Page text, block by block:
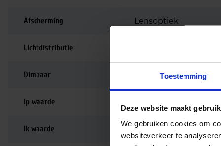
Toestemming
Deze website maakt
We gebruiken cookies om
websiteverkeer te
Afscherming Lensoptiek
Lichtdistributie
Dimbaar Niet dimbaar
Ip waarde
Ik waarde IK07